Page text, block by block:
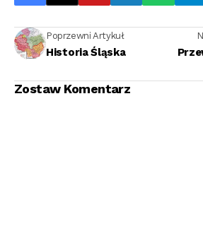
Poprzewni Artykuł
Historia Śląska
Zostaw Komentarz